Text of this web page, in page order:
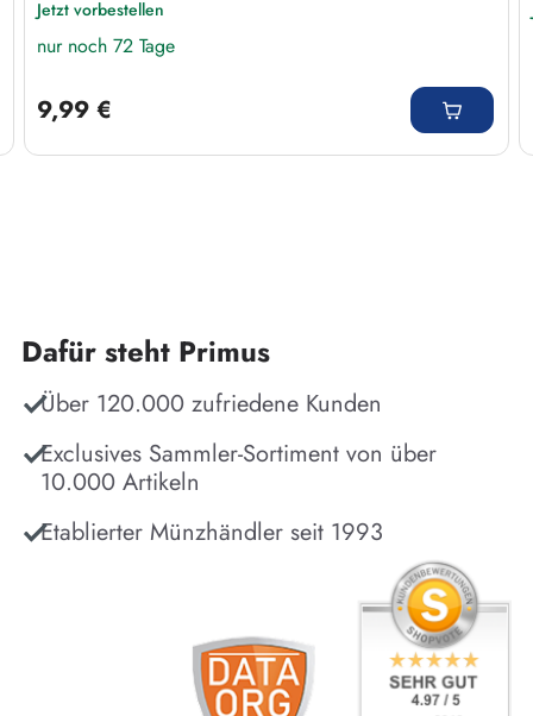
Jetzt vorbestellen
nur noch 72 Tage
9,99 €
Dafür steht Primus
Über 120.000 zufriedene Kunden
Exclusives Sammler-Sortiment von über
10.000 Artikeln
Etablierter Münzhändler seit 1993